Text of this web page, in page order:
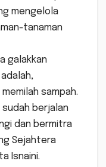
mengelola
tanaman
galakkan
sampah.
sudah berjalan
dan bermitra
Sejahtera
Isnaini.